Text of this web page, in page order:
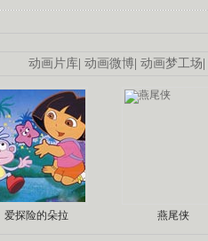
动画片库| 动画微博| 动画梦工场|
爱探险的朵拉 燕尾侠